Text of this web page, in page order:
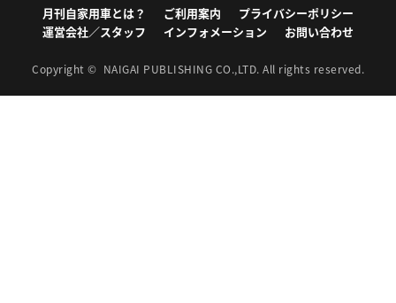
月刊自家用車とは？ ご利用案内
プライバシーポリシー
運営会社／スタッフ
インフォメーション お問い合わせ
Copyright © NAIGAI PUBLISHING CO.,LTD. All rights reserved.